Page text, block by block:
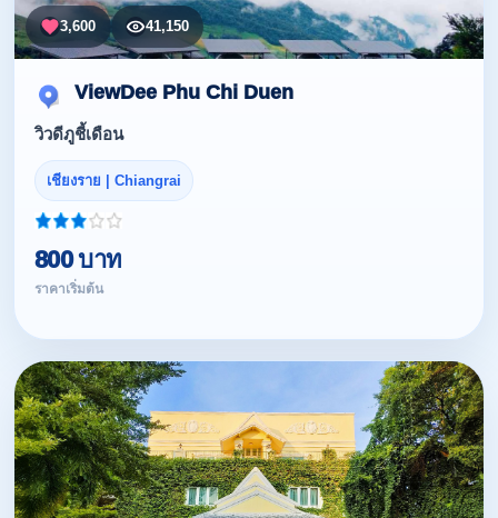
3,600 41,150
ViewDee Phu Chi Duen
วิวดีภูชี้เดือน
เชียงราย | Chiangrai
800 บาท
ราคาเริ่มต้น